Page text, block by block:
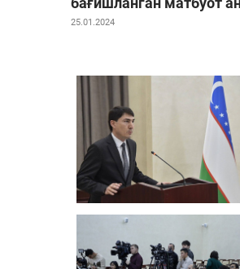
25.01.2024